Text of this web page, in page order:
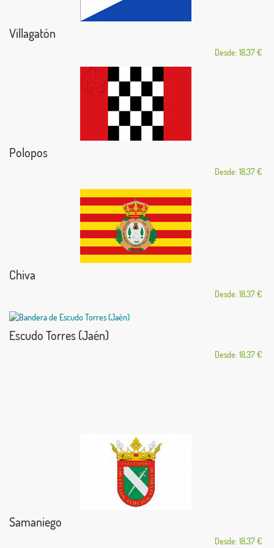
Villagatón
Desde: 18,37 €
Polopos
Desde: 18,37 €
Chiva
Desde: 18,37 €
Escudo Torres (Jaén)
Desde: 18,37 €
Samaniego
Desde: 18,37 €